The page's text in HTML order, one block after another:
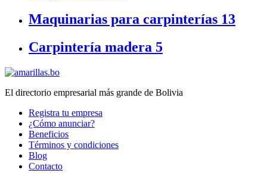
Maquinarias para carpinterías 13
Carpintería madera 5
El directorio empresarial más grande de Bolivia
Registra tu empresa
¿Cómo anunciar?
Beneficios
Términos y condiciones
Blog
Contacto